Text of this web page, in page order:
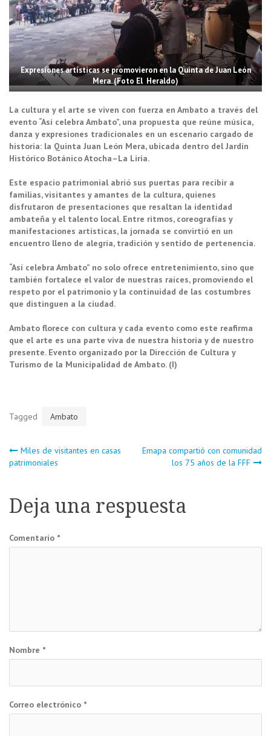
Expresiones artísticas se promovieron en la Quinta de Juan León
Mera. (Foto El Heraldo)
La cultura y el arte se viven con fuerza en Ambato a través del
evento “Así celebra Ambato”, una propuesta que reúne música,
danza y expresiones tradicionales en un escenario cargado de
historia: la Quinta Juan León Mera, ubicada dentro del Jardín
Histórico Botánico Atocha–La Liria.
Este espacio patrimonial abrió sus puertas para recibir a
familias, visitantes y amantes de la cultura, quienes
disfrutaron de presentaciones que resaltan la identidad
ambateña y el talento local. Entre ritmos, coreografías y
manifestaciones artísticas, la jornada se convirtió en un
encuentro lleno de alegría, tradición y sentido de pertenencia.
“Así celebra Ambato” no solo ofrece entretenimiento, sino que
también fortalece el valor de nuestras raíces, promoviendo el
respeto por el patrimonio y la continuidad de las costumbres
que distinguen a la ciudad.
Ambato florece con cultura y cada evento como este reafirma
que el arte es una parte viva de nuestra historia y de nuestro
presente. Evento organizado por la Dirección de Cultura y
Turismo de la Municipalidad de Ambato. (I)
Tagged Ambato
Navegación
entradas
Miles de visitantes en casas
patrimoniales
Emapa compartió con comunidad
los 75 años de la FFF
Deja una respuesta
Comentario *
Nombre *
Correo electrónico *